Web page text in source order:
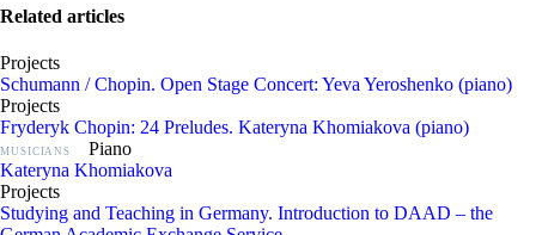
Related articles
Projects
Schumann / Chopin. Open Stage Concert: Yeva Yeroshenko (piano)
Projects
Fryderyk Chopin: 24 Preludes. Kateryna Khomiakova (piano)
MUSICIANS
Piano
Kateryna Khomiakova
Projects
Studying and Teaching in Germany. Introduction to DAAD – the